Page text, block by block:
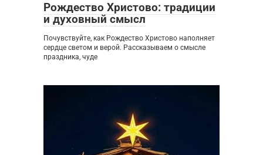
Рождество Христово: традиции
и духовный смысл
Почувствуйте, как Рождество Христово наполняет
сердце светом и верой. Рассказываем о смысле
праздника, чуде